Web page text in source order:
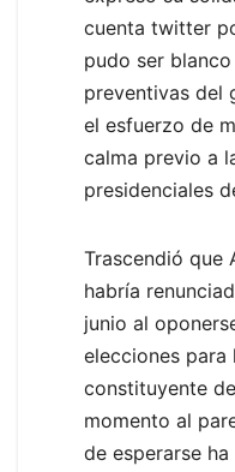
cuenta twitter
pudo ser
preventivas del
el esfuerzo de
calma previo a
presidenciales
Trascendió que
habría
junio al
elecciones para
constituyente
momento al
de esperarse